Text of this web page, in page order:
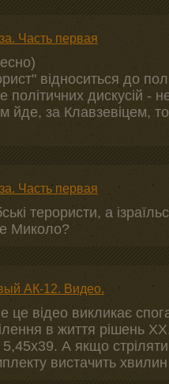
Часть первая
відноситься до
політичних дискусій -
йде, за Клавзевіцем,
Часть первая
терористи, а
Миколо?
АК-12. Видео.
це відео викликає
в життя рішень
5,45х39. А якщо
вистачить